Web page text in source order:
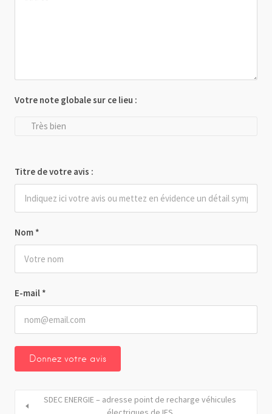
Nom *
E-mail *
Votre note globale sur ce lieu :
Très bien
Titre de votre avis :
SDEC ENERGIE – adresse point de recharge véhicules